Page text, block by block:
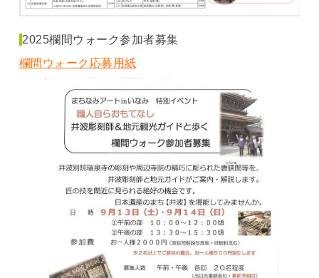
2025欄間ウォーク参加者募集
欄間ウォーク応募用紙